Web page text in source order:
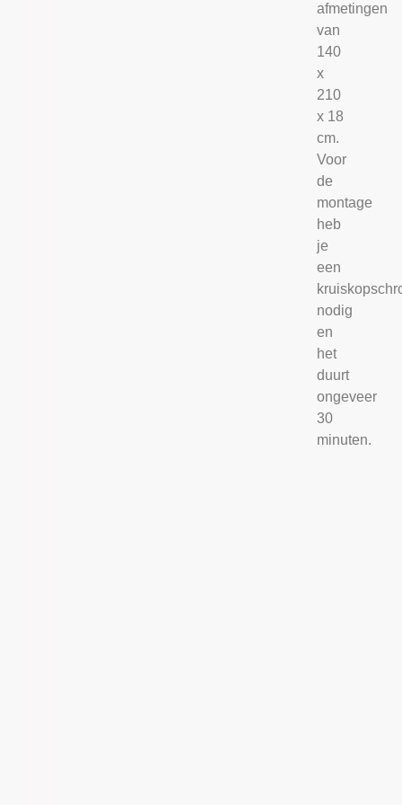
afmetingen
van
140
x
210
x 18
cm.
Voor
de
montage
heb
je
een
nodig
en
het
duurt
ongeveer
30
minuten.